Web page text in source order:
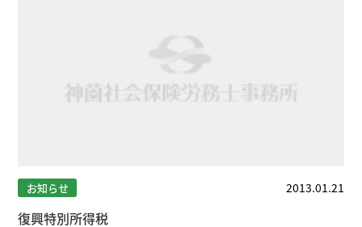
お知らせ 2013.01.21
復興特別所得税